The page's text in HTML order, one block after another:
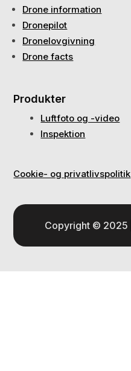
Drone information
Dronepilot
Dronelovgivning
Drone facts
Produkter
Luftfoto og -video
Inspektion
Cookie- og privatlivspolitik
Copyright © 2025